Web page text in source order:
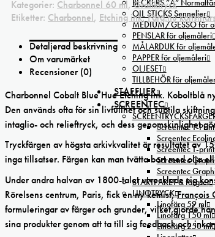
BECKERS ”A”
OIL STICKS Sennelier
MEDIUM/GESSO för
PENSLAR för oljemåleri
MÅLARDUK för
PAPPER för oljemåleri
OLJESET
TILLBEHÖR för
STAFFLIER
SCREENTEC
Screentec T-
Screentec
Screentec T-
Screentec
Screentec
STARTPAKET & färgset
LINOTRYCK
Linofärg 59 ml
Linofärg 150 ml
Linofärg 250 ml
Kategorier: Charbonnel 60 ml,Grafiktryck
Etiketter: Charbonnel, Etching ink,Färg.nu
Detaljerad beskrivning
Om varumärket
Recensioner (0)
Charbonnel Cobalt Blue Hue Etching ink. Koboltblå
Den används ofta för sin livfullhet och subtila
intaglio- och relieftryck, och dess genomskinlighet
Tryckfärgen av högsta arkivkvalitet är resultatet av
inga tillsatser. Färgen kan man tvätta bort med olja
Under andra halvan av 1800-talet utvecklade sig
Rörelsens centrum, Paris, fick en ny kemist,François
formuleringar av färger och grunder, vilket gjorde
sina produkter genom att ta till sig feedback och